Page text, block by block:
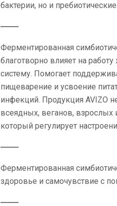
бактерии, но и
Ферментированная
благотворно влияет на
систему. Помогает
пищеварение и усвоение
инфекций. Продукция AVIZO
всеядных, веганов, взрослых
который регулирует
Ферментированная
здоровье и самочувствие с